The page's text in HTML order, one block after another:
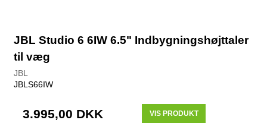
JBL Studio 6 6IW 6.5" Indbygningshøjttaler
til væg
JBL
JBLS66IW
3.995,00 DKK VIS PRODUKT